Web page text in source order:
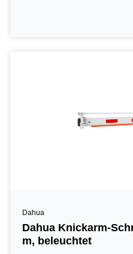
Dahua
Dahua Knickarm-
m, beleuchtet